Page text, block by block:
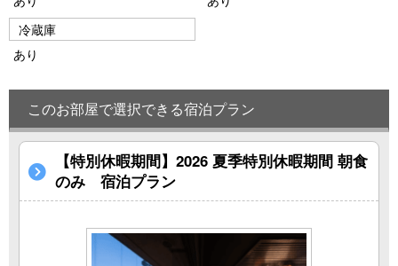
冷蔵庫
あり
このお部屋で選択できる宿泊プラン
【特別休暇期間】2026 夏季特別休暇期間 朝食
のみ 宿泊プラン